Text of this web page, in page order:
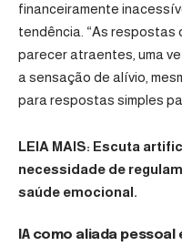
financeiramente
tendência. “As respostas
parecer atraentes, uma
a sensação de alívio,
para respostas simples
LEIA MAIS: Escuta
necessidade de
saúde emocional.
IA como aliada